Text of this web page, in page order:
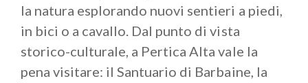
fortificazione delCarzen (trincee del Manos) e negli
appostamenti del monteStino: dove sorge anche un
museo con reperti relativi al tragico conflitto.
Treviso Brescianoè una località, orientata al sole e
la natura esplorando nuovi sentieri a piedi,
in bici o a cavallo. Dal punto di vista
storico-culturale, a Pertica Alta vale la
pena visitare: il Santuario di Barbaine, la